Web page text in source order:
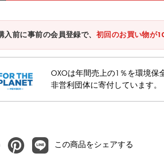
入前に事前の会員登録で、 初回のお買い物が
OXOは年間売上の1％を環境保
非営利団体に寄付しています。
この商品をシェアする